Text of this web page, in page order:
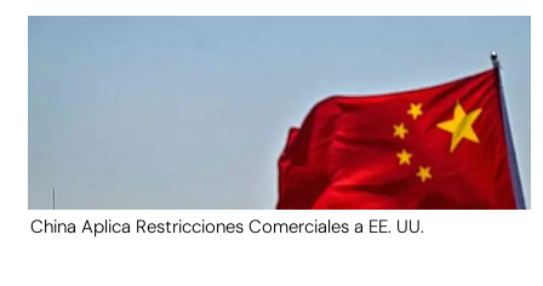
China Aplica Restricciones Comerciales a EE. UU.